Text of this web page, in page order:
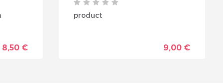
8,50 €
product
9,00 €